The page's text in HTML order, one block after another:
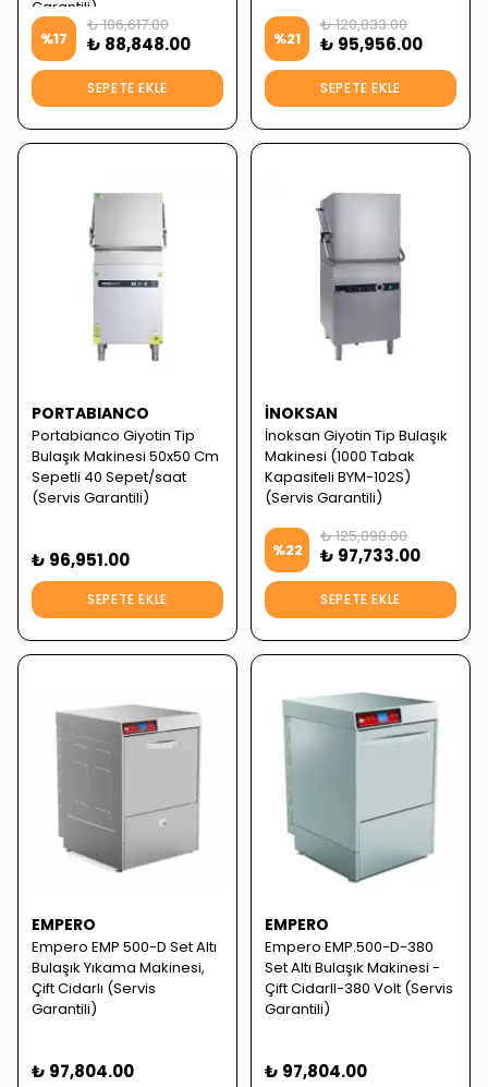
Garantili)
%17
₺ 106,617.00
₺ 88,848.00
SEPETE EKLE
%21
₺ 120,833.00
₺ 95,956.00
SEPETE EKLE
PORTABIANCO
Portabianco Giyotin Tip
Bulaşık Makinesi 50x50 Cm
Sepetli 40 Sepet/saat
(Servis Garantili)
₺ 96,951.00
SEPETE EKLE
İNOKSAN
İnoksan Giyotin Tip Bulaşık
Makinesi (1000 Tabak
Kapasiteli BYM-102S)
(Servis Garantili)
%22
₺ 125,098.00
₺ 97,733.00
SEPETE EKLE
EMPERO
Empero EMP 500-D Set Altı
Bulaşık Yıkama Makinesi,
Çift Cidarlı (Servis
Garantili)
₺ 97,804.00
EMPERO
Empero EMP.500-D-380
Set Altı Bulaşık Makinesi -
Çift CidarlI-380 Volt (Servis
Garantili)
₺ 97,804.00